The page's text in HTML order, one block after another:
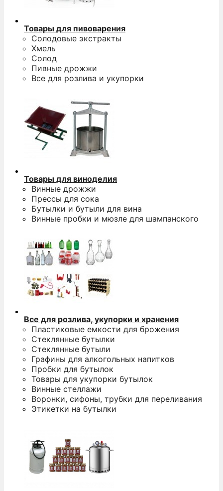
Товары для пивоварения
Солодовые экстракты
Хмель
Солод
Пивные дрожжи
Все для розлива и укупорки
Товары для виноделия
Винные дрожжи
Прессы для сока
Бутылки и бутыли для вина
Винные пробки и мюзле для шампанского
Все для розлива, укупорки и хранения
Пластиковые емкости для брожения
Стеклянные бутылки
Стеклянные бутыли
Графины для алкогольных напитков
Пробки для бутылок
Товары для укупорки бутылок
Винные стеллажи
Воронки, сифоны, трубки для переливания
Этикетки на бутылки